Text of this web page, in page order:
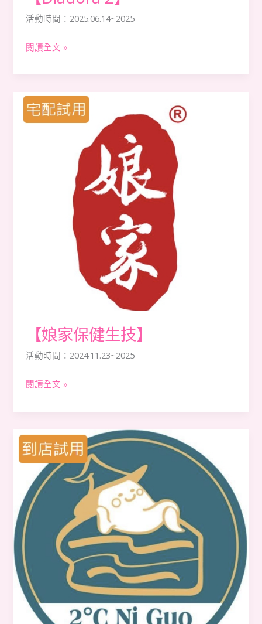
活動時間：2025.06.14~2025
閱讀全文 »
【娘家保健生技】
活動時間：2024.11.23~2025
【娘
家
閱讀全文 »
【2
度
C
Ni
Guo】